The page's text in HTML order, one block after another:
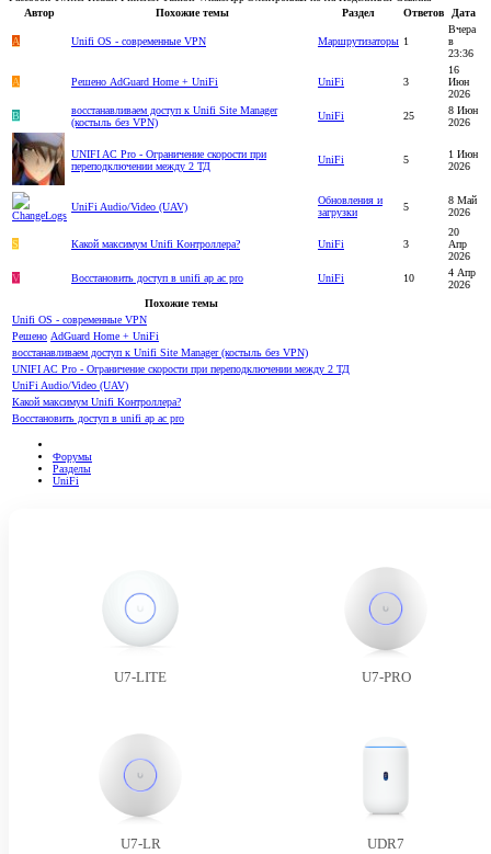
Автор
Похожие темы Раздел Ответов Дата
A Unifi OS - современные VPN Маршрутизаторы 1
Вчера
в
23:36
A Решено AdGuard Home + UniFi UniFi 3
16
Июн
2026
B
восстанавливаем доступ к Unifi Site Manager
(костыль без VPN)
UniFi 25
8 Июн
2026
UNIFI AC Pro - Ограничение скорости при
переподключении между 2 ТД
UniFi 5
1 Июн
2026
UniFi Audio/Video (UAV)
Обновления и
загрузки
5
8 Май
2026
S Какой максимум Unifi Контроллера? UniFi 3
20
Апр
2026
V
Восстановить доступ в unifi ap ac pro UniFi 10
4 Апр
2026
Похожие темы
Unifi OS - современные VPN
Решено AdGuard Home + UniFi
восстанавливаем доступ к Unifi Site Manager (костыль без VPN)
UNIFI AC Pro - Ограничение скорости при переподключении между 2 ТД
UniFi Audio/Video (UAV)
Какой максимум Unifi Контроллера?
Восстановить доступ в unifi ap ac pro
Форумы
Разделы
UniFi
U7-LITE U7-PRO
U7-LR UDR7